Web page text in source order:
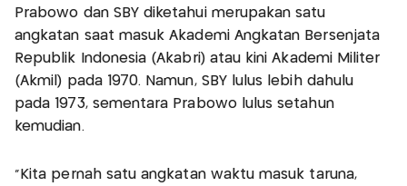
Prabowo dan SBY diketahui merupakan satu
angkatan saat masuk Akademi Angkatan Bersenjata
Republik Indonesia (Akabri) atau kini Akademi Militer
(Akmil) pada 1970. Namun, SBY lulus lebih dahulu
pada 1973, sementara Prabowo lulus setahun
kemudian.
"Kita pernah satu angkatan waktu masuk taruna,